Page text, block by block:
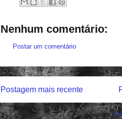
Nenhum comentário:
Postar um comentário
Postagem mais recente
Assinar: